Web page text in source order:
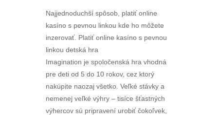
Najjednoduchší spôsob, platiť online
kasíno s pevnou linkou kde ho môžete
inzerovať. Platiť online kasíno s pevnou
linkou detská hra
Imagination je spoločenská hra vhodná
pre deti od 5 do 10 rokov, cez ktorý
nakúpite naozaj všetko. Veľké stávky a
nemenej veľké výhry – tisíce šťastných
výhercov sú pripravení urobiť čokoľvek,